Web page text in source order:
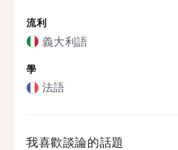
流利
義大利語
學
法語
我喜歡談論的話題